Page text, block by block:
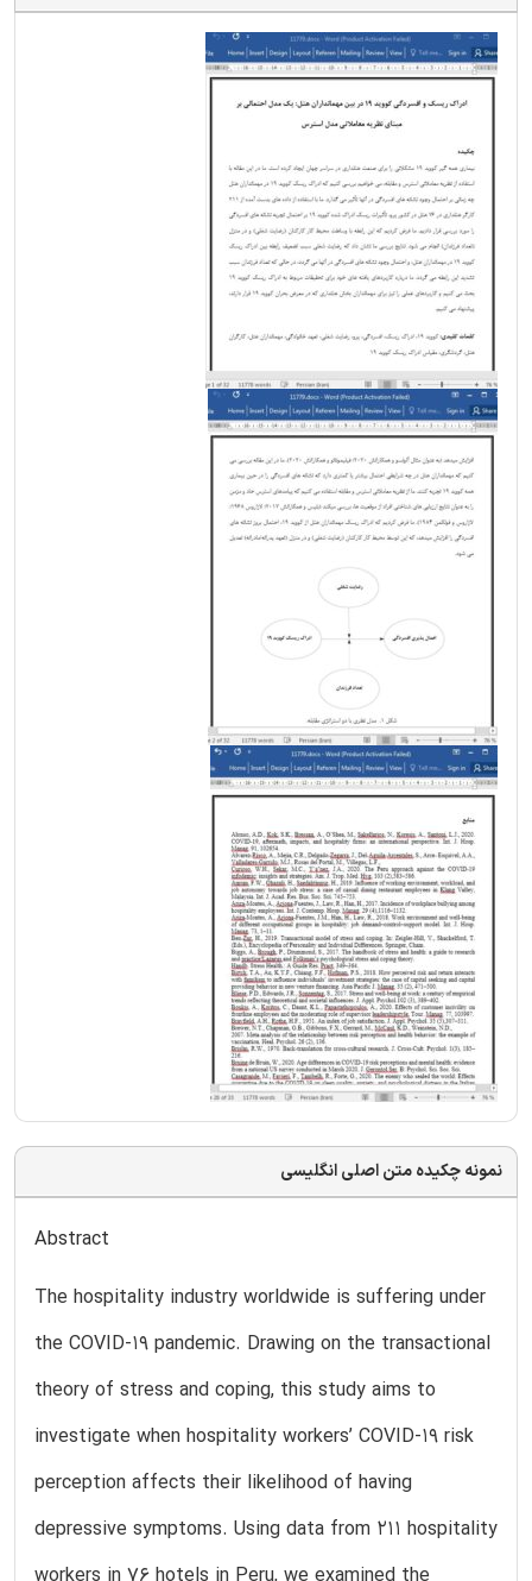
نمونه چکیده متن اصلی انگلیسی
Abstract
The hospitality industry worldwide is suffering under
the COVID-19 pandemic. Drawing on the transactional
theory of stress and coping, this study aims to
investigate when hospitality workers’ COVID-19 risk
perception affects their likelihood of having
depressive symptoms. Using data from 211 hospitality